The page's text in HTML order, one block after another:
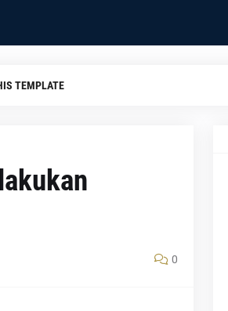
TEMPLATE
0